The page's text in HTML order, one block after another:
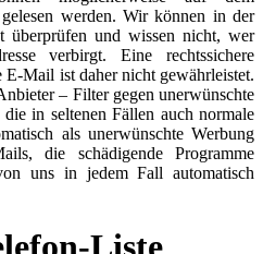
werden. Wir können in der
überprüfen und wissen nicht, wer
verbirgt. Eine rechtssichere
Mail ist daher nicht gewährleistet.
– Filter gegen unerwünschte
in seltenen Fällen auch normale
als unerwünschte Werbung
die schädigende Programme
uns in jedem Fall automatisch